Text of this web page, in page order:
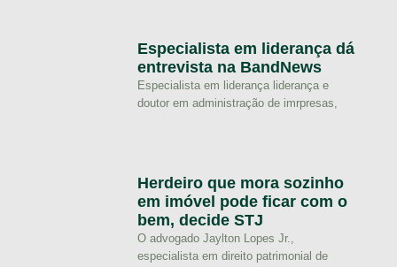
Especialista em liderança dá
entrevista na BandNews
Especialista em liderança liderança e
doutor em administração de imrpresas,
Herdeiro que mora sozinho
em imóvel pode ficar com o
bem, decide STJ
O advogado Jaylton Lopes Jr.,
especialista em direito patrimonial de